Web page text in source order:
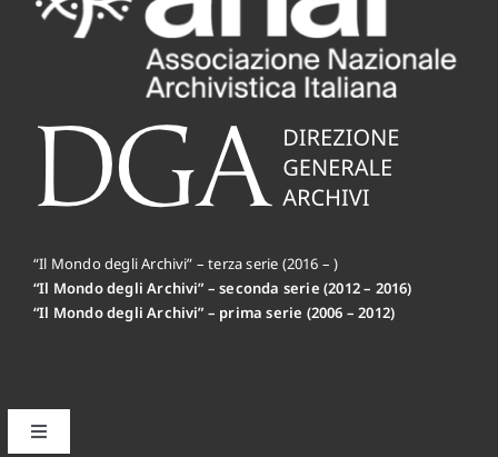
“Il Mondo degli Archivi” – terza serie (2016 – )
“Il Mondo degli Archivi” – seconda serie (2012 – 2016)
“Il Mondo degli Archivi” – prima serie (2006 – 2012)
Toggle